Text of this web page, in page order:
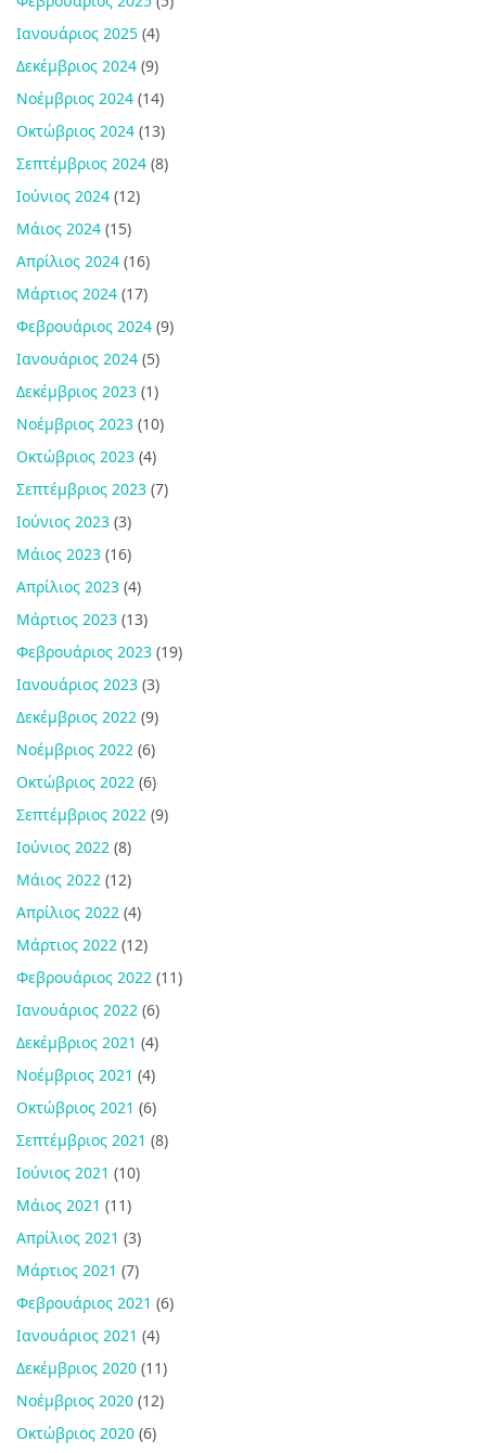
Ιανουάριος 2025 (4)
Δεκέμβριος 2024 (9)
Νοέμβριος 2024 (14)
Οκτώβριος 2024 (13)
Σεπτέμβριος 2024 (8)
Ιούνιος 2024 (12)
Μάιος 2024 (15)
Απρίλιος 2024 (16)
Μάρτιος 2024 (17)
Φεβρουάριος 2024 (9)
Ιανουάριος 2024 (5)
Δεκέμβριος 2023 (1)
Νοέμβριος 2023 (10)
Οκτώβριος 2023 (4)
Σεπτέμβριος 2023 (7)
Ιούνιος 2023 (3)
Μάιος 2023 (16)
Απρίλιος 2023 (4)
Μάρτιος 2023 (13)
Φεβρουάριος 2023 (19)
Ιανουάριος 2023 (3)
Δεκέμβριος 2022 (9)
Νοέμβριος 2022 (6)
Οκτώβριος 2022 (6)
Σεπτέμβριος 2022 (9)
Ιούνιος 2022 (8)
Μάιος 2022 (12)
Απρίλιος 2022 (4)
Μάρτιος 2022 (12)
Φεβρουάριος 2022 (11)
Ιανουάριος 2022 (6)
Δεκέμβριος 2021 (4)
Νοέμβριος 2021 (4)
Οκτώβριος 2021 (6)
Σεπτέμβριος 2021 (8)
Ιούνιος 2021 (10)
Μάιος 2021 (11)
Απρίλιος 2021 (3)
Μάρτιος 2021 (7)
Φεβρουάριος 2021 (6)
Ιανουάριος 2021 (4)
Δεκέμβριος 2020 (11)
Νοέμβριος 2020 (12)
Οκτώβριος 2020 (6)